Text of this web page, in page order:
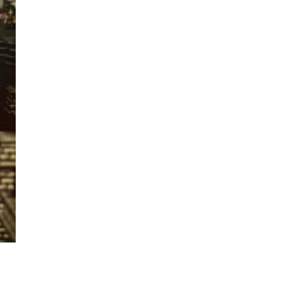
de Privacidad